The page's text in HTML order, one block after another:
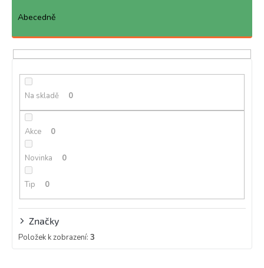
p
Abecedně
Na skladě 0
Akce 0
Novinka 0
Tip 0
Značky
Položek k zobrazení: 3